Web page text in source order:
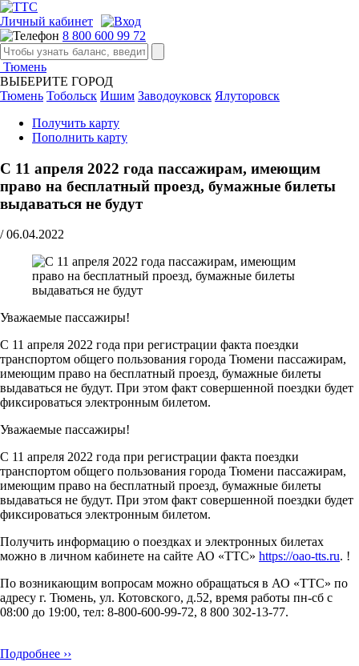
Личный кабинет
8 800 600 99 72
Тюмень
ВЫБЕРИТЕ ГОРОД
Тюмень Тобольск Ишим Заводоуковск Ялуторовск
Получить карту
Пополнить карту
С 11 апреля 2022 года пассажирам, имеющим
право на бесплатный проезд, бумажные билеты
выдаваться не будут
/ 06.04.2022
Уважаемые пассажиры!
С 11 апреля 2022 года при регистрации факта поездки
транспортом общего пользования города Тюмени пассажирам,
имеющим право на бесплатный проезд, бумажные билеты
выдаваться не будут. При этом факт совершенной поездки будет
фиксироваться электронным билетом.
Уважаемые пассажиры!
С 11 апреля 2022 года при регистрации факта поездки
транспортом общего пользования города Тюмени пассажирам,
имеющим право на бесплатный проезд, бумажные билеты
выдаваться не будут. При этом факт совершенной поездки будет
фиксироваться электронным билетом.
Получить информацию о поездках и электронных билетах
можно в личном кабинете на сайте АО «ТТС» https://oao-tts.ru. !
По возникающим вопросам можно обращаться в АО «ТТС» по
адресу г. Тюмень, ул. Котовского, д.52, время работы пн-сб с
08:00 до 19:00, тел: 8-800-600-99-72, 8 800 302-13-77.
Подробнее ››